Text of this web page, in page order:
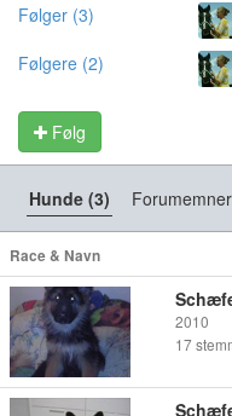
Følger (3)
Følgere (2)
Følg
Hunde (3)
Race & Navn
2010
17